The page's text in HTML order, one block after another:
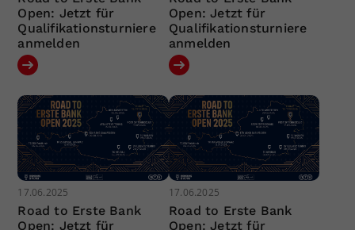
Open: Jetzt für
Qualifikationsturniere
anmelden
Open: Jetzt für
Qualifikationsturniere
anmelden
17.06.2025
Road to Erste Bank
Open: Jetzt für
17.06.2025
Road to Erste Bank
Open: Jetzt für